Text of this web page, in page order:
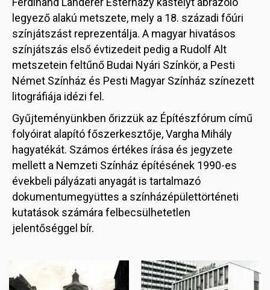
legyező alakú metszete, mely a 18. századi főúri
színjátszást reprezentálja. A magyar hivatásos
színjátszás első évtizedeit pedig a Rudolf Alt
metszetein feltűnő Budai Nyári Színkör, a Pesti
Német Színház és Pesti Magyar Színház színezett
litográfiája idézi fel.
Gyűjteményünkben őrizzük az Építészfórum című
folyóirat alapító főszerkesztője, Vargha Mihály
hagyatékát. Számos értékes írása és jegyzete
mellett a Nemzeti Színház építésének 1990-es
évekbeli pályázati anyagát is tartalmazó
dokumentumegyüttes a színházépülettörténeti
kutatások számára felbecsülhetetlen
jelentőséggel bír.
Image